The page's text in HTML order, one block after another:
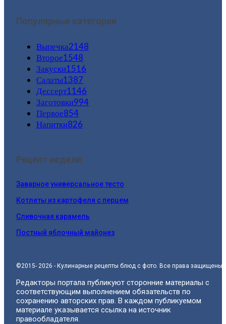
Популярные категории
Выпечка2148
Второе1548
Закуски1516
Салаты1387
Дессерт1146
Заготовки994
Первое854
Напитки826
Рецепт недели:
Заварное универсальное тесто
Котлеты из картофеля с перцем
Сливочная карамель
Постный яблочный майонез
©2015- 2026 - Кулинарные рецепты блюд с фото. Все права защищены.
Редакторы портала публикуют сторонние материалы с
соответствующим выполнением обязательств по
сохранению авторских прав. В каждом публикуемом
материале указывается ссылка на источник
правообладателя.